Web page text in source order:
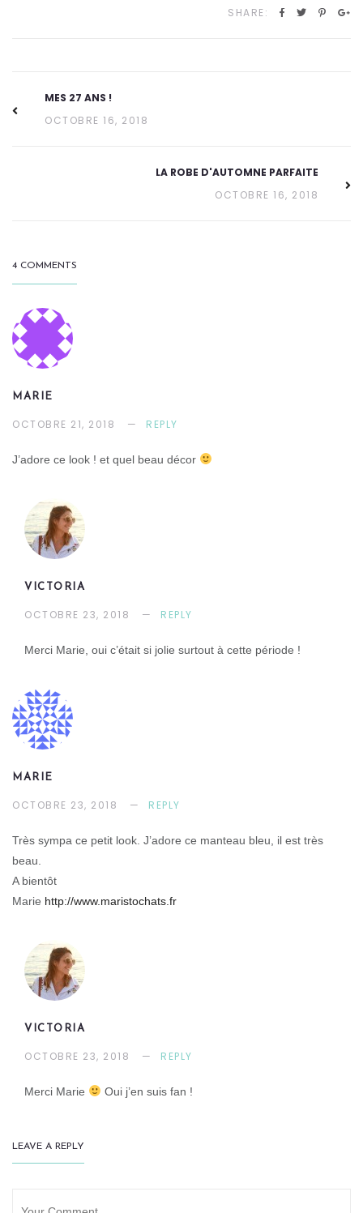
SHARE:
MES 27 ANS !
OCTOBRE 16, 2018
LA ROBE D'AUTOMNE PARFAITE
OCTOBRE 16, 2018
4 COMMENTS
MARIE
OCTOBRE 21, 2018 REPLY
J’adore ce look ! et quel beau décor
VICTORIA
OCTOBRE 23, 2018 REPLY
Merci Marie, oui c’était si jolie surtout à cette période !
MARIE
OCTOBRE 23, 2018 REPLY
Très sympa ce petit look. J’adore ce manteau bleu, il est très
beau.
A bientôt
Marie http://www.maristochats.fr
VICTORIA
OCTOBRE 23, 2018 REPLY
Merci Marie Oui j’en suis fan !
LEAVE A REPLY